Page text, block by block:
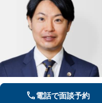
電話で面談予約